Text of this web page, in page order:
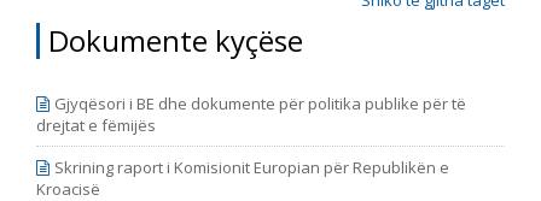
Dokumente kyçëse
Gjyqësori i BE dhe dokumente për politika publike për të
drejtat e fëmijës
Skrining raport i Komisionit Europian për Republikën e
Kroacisë